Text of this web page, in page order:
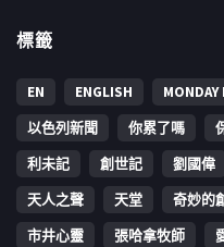
標籤
EN ENGLISH MONDAY
以色列新聞
你累了嗎
利未記
創世記 劉國偉
天人之聲
天堂 奇妙的
市井心靈
張哈拿牧師